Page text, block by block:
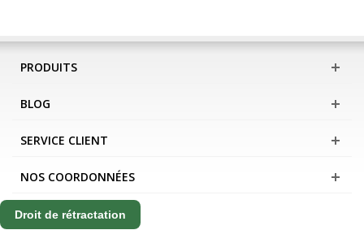
PRODUITS
BLOG
SERVICE CLIENT
NOS COORDONNÉES
Droit de rétractation